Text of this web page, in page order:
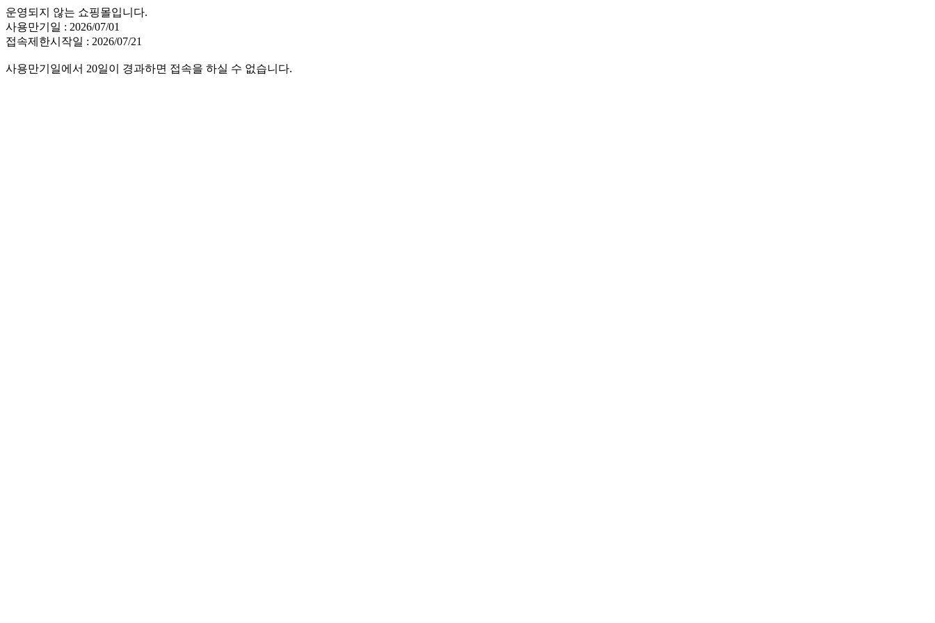
운영되지 않는 쇼핑몰입니다.
사용만기일 : 2026/07/01
접속제한시작일 : 2026/07/21
사용만기일에서 20일이 경과하면 접속을 하실 수 없습니다.